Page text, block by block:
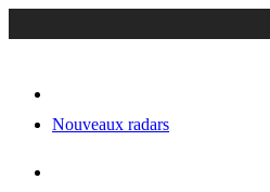
Nouveaux radars